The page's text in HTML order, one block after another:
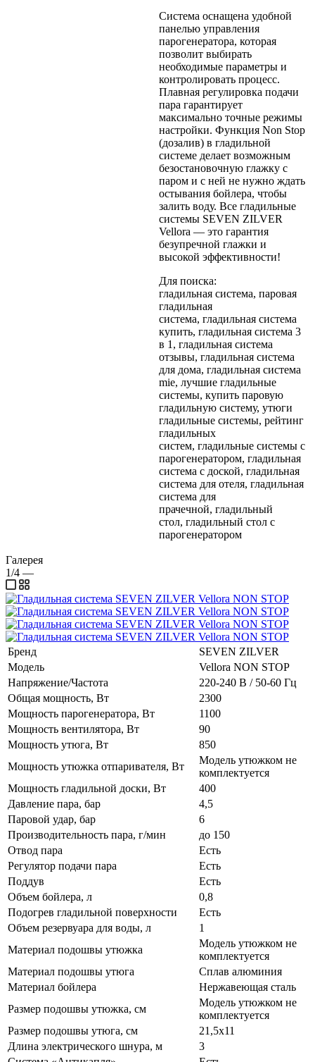
Система оснащена удобной
панелью управления
парогенератора, которая
позволит выбирать
необходимые параметры и
контролировать процесс.
Плавная регулировка подачи
пара гарантирует
максимально точные режимы
настройки. Функция Non Stop
(дозалив) в гладильной
системе делает возможным
безостановочную глажку с
паром и с ней не нужно ждать
остывания бойлера, чтобы
залить воду. Все гладильные
системы SEVEN ZILVER
Vellora — это гарантия
безупречной глажки и
высокой эффективности!
Для поиска:
гладильная система, паровая
гладильная
система, гладильная система
купить, гладильная система 3
в 1, гладильная система
отзывы, гладильная система
для дома, гладильная система
mie, лучшие гладильные
системы, купить паровую
гладильную систему, утюги
гладильные системы, рейтинг
гладильных
систем, гладильные системы с
парогенератором, гладильная
система с доской, гладильная
система для отеля, гладильная
система для
прачечной, гладильный
стол, гладильный стол с
парогенератором
Галерея
1/4 —
Бренд
SEVEN ZILVER
Модель
Vellora NON STOP
Напряжение/Частота
220-240 В / 50-60 Гц
Общая мощность, Вт
2300
Мощность парогенератора, Вт
1100
Мощность вентилятора, Вт
90
Мощность утюга, Вт
850
Мощность утюжка отпаривателя, Вт
Модель утюжком не
комплектуется
Мощность гладильной доски, Вт
400
Давление пара, бар
4,5
Паровой удар, бар
6
Производительность пара, г/мин
до 150
Отвод пара
Есть
Регулятор подачи пара
Есть
Поддув
Есть
Объем бойлера, л
0,8
Подогрев гладильной поверхности
Есть
Объем резервуара для воды, л
1
Материал подошвы утюжка
Модель утюжком не
комплектуется
Материал подошвы утюга
Сплав алюминия
Материал бойлера
Нержавеющая сталь
Размер подошвы утюжка, см
Модель утюжком не
комплектуется
Размер подошвы утюга, см
21,5х11
Длина электрического шнура, м
3